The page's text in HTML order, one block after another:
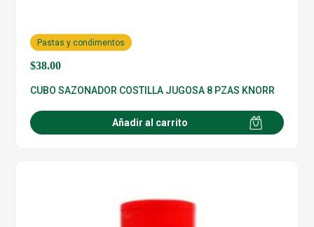
$38.00
Pastas y condimentos
CUBO SAZONADOR COSTILLA JUGOSA 8 PZAS KNORR
Añadir al carrito